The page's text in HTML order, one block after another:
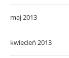
maj 2013
kwiecień 2013